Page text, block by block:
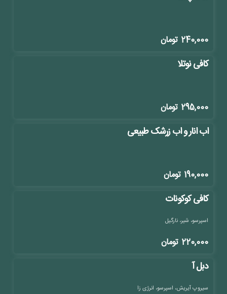
240,000 تومان
کافی نوتلا
295,000 تومان
اب انار و اب زرشک طبیعی
190,000 تومان
کافی کوکونات
اسپرسو، شیر، نارگیل
220,000 تومان
دبل آ
سیروپ آیریش، اسپرسو، انرژی زا